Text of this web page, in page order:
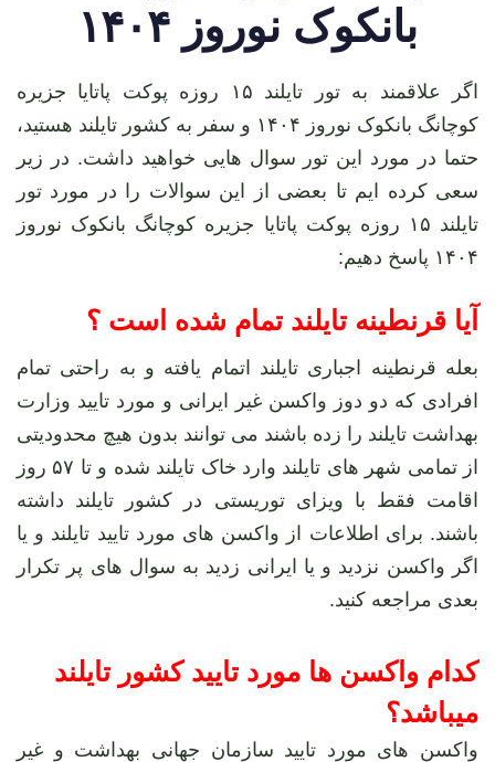
بانکوک نوروز ۱۴۰۴
اگر علاقمند به تور تایلند ۱۵ روزه پوکت پاتایا جزیره
کوچانگ بانکوک نوروز ۱۴۰۴ و سفر به کشور تایلند هستید،
حتما در مورد این تور سوال هایی خواهید داشت. در زیر
سعی کرده ایم تا بعضی از این سوالات را در مورد تور
تایلند ۱۵ روزه پوکت پاتایا جزیره کوچانگ بانکوک نوروز
۱۴۰۴ پاسخ دهیم:
آیا قرنطینه تایلند تمام شده است ؟
بعله قرنطینه اجباری تایلند اتمام یافته و به راحتی تمام
افرادی که دو دوز واکسن غیر ایرانی و مورد تایید وزارت
بهداشت تایلند را زده باشند می توانند بدون هیچ محدودیتی
از تمامی شهر های تایلند وارد خاک تایلند شده و تا ۵۷ روز
اقامت فقط با ویزای توریستی در کشور تایلند داشته
باشند. برای اطلاعات از واکسن های مورد تایید تایلند و یا
اگر واکسن نزدید و یا ایرانی زدید به سوال های پر تکرار
بعدی مراجعه کنید.
کدام واکسن ها مورد تایید کشور تایلند
میباشد؟
واکسن های مورد تایید سازمان جهانی بهداشت و غیر